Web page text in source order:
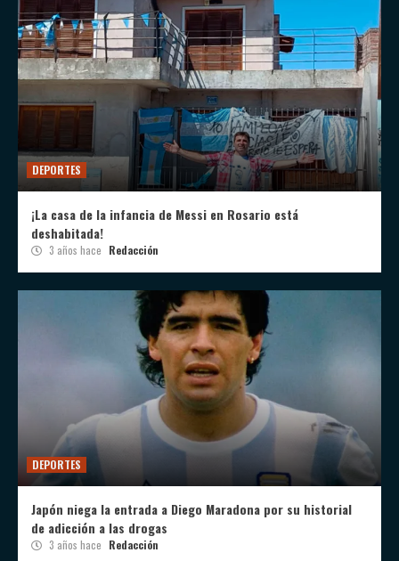
DEPORTES
¡La casa de la infancia de Messi en Rosario está
deshabitada!
3 años hace Redacción
DEPORTES
Japón niega la entrada a Diego Maradona por su historial
de adicción a las drogas
3 años hace Redacción